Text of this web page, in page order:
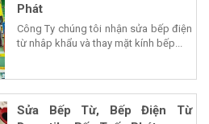
Phát
Công Ty chúng tôi nhận sửa bếp điện
từ nhâp khẩu và thay mặt kính bếp...
Sửa Bếp Từ, Bếp Điện Từ